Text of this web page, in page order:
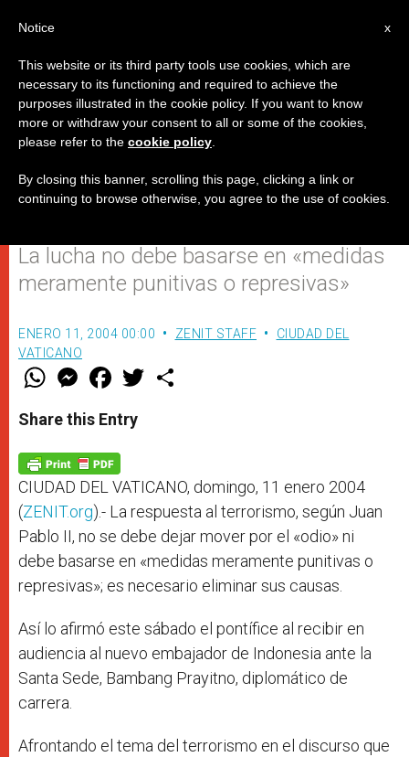
Juan Pablo II pide remover las
causas que provocan el
terrorismo
La lucha no debe basarse en «medidas
meramente punitivas o represivas»
ENERO 11, 2004 00:00 ZENIT STAFF
CIUDAD DEL
VATICANO
W
t
s
p
p
M
e
s
e
g
e
r
F
a
e
b
o
k
w
Share this Entry
CIUDAD DEL VATICANO, domingo, 11 enero 2004
(ZENIT.org).- La respuesta al terrorismo, según Juan
Pablo II, no se debe dejar mover por el «odio» ni
debe basarse en «medidas meramente punitivas o
represivas»; es necesario eliminar sus causas.
Así lo afirmó este sábado el pontífice al recibir en
audiencia al nuevo embajador de Indonesia ante la
Santa Sede, Bambang Prayitno, diplomático de
carrera.
Afrontando el tema del terrorismo en el discurso que
x
Notice
This website or its third party tools use cookies, which are
necessary to its functioning and required to achieve the
purposes illustrated in the cookie policy. If you want to know
more or withdraw your consent to all or some of the cookies,
please refer to the cookie policy
By closing this banner, scrolling this page, clicking a link or
continuing to browse otherwise, you agree to the use of cookies.